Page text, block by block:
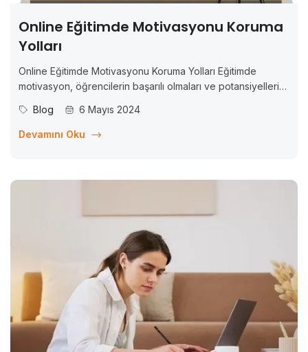
Online Eğitimde Motivasyonu Koruma
Yolları
Online Eğitimde Motivasyonu Koruma Yolları Eğitimde
motivasyon, öğrencilerin başarılı olmaları ve potansiyellerini
Motive olmuş öğrenciler, daha iyi öğrenir, daha yüksek
başarılar elde eder ve daha fazla ilerleme kaydederler.
Blog 6 Mayıs 2024
Devamını Oku